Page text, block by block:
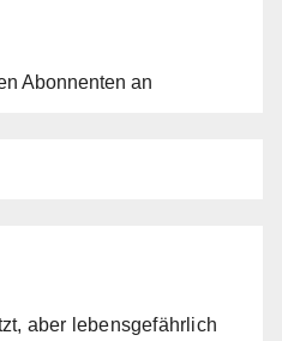
Abonnenten an
aber lebensgefährlich